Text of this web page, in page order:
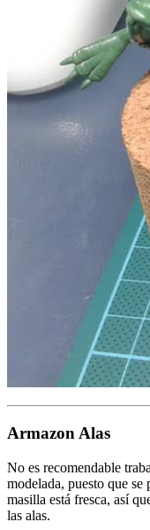
Armazon Alas
No es recomendable
modelada, puesto que se
masilla está fresca, así
las alas.